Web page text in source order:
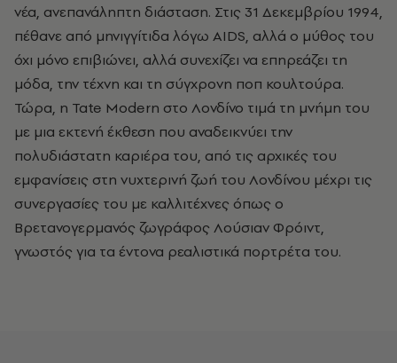
νέα, ανεπανάληπτη διάσταση. Στις 31 Δεκεμβρίου 1994,
πέθανε από μηνιγγίτιδα λόγω AIDS, αλλά ο μύθος του
όχι μόνο επιβιώνει, αλλά συνεχίζει να επηρεάζει τη
μόδα, την τέχνη και τη σύγχρονη ποπ κουλτούρα.
Τώρα, η Tate Modern στο Λονδίνο τιμά τη μνήμη του
με μια εκτενή έκθεση που αναδεικνύει την
πολυδιάστατη καριέρα του, από τις αρχικές του
εμφανίσεις στη νυχτερινή ζωή του Λονδίνου μέχρι τις
συνεργασίες του με καλλιτέχνες όπως ο
Βρετανογερμανός ζωγράφος Λούσιαν Φρόιντ,
γνωστός για τα έντονα ρεαλιστικά πορτρέτα του.